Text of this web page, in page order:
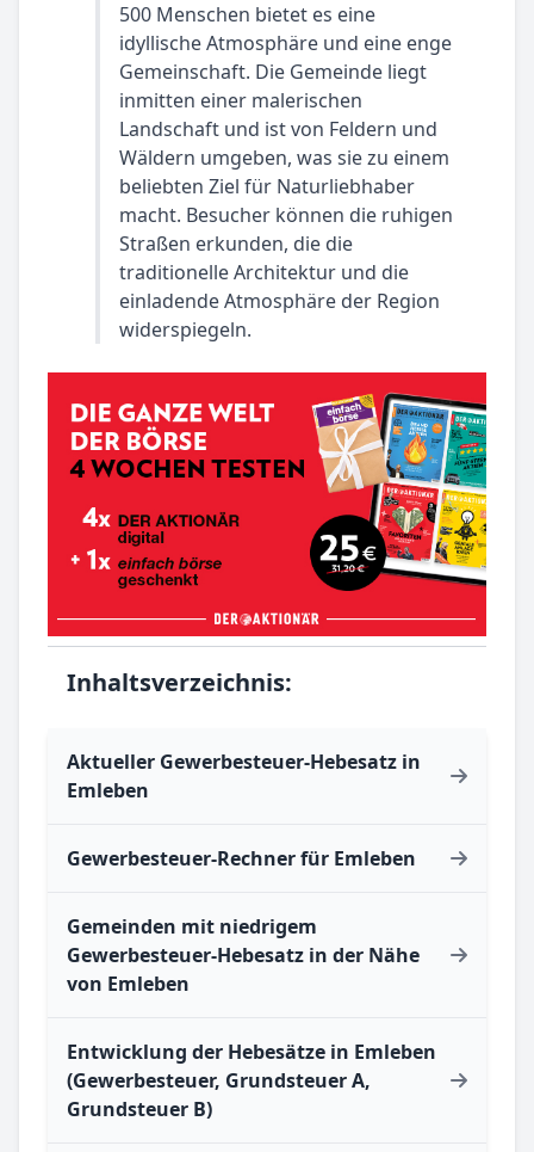
500 Menschen bietet es eine
idyllische Atmosphäre und eine enge
Gemeinschaft. Die Gemeinde liegt
inmitten einer malerischen
Landschaft und ist von Feldern und
Wäldern umgeben, was sie zu einem
beliebten Ziel für Naturliebhaber
macht. Besucher können die ruhigen
Straßen erkunden, die die
traditionelle Architektur und die
einladende Atmosphäre der Region
widerspiegeln.
Inhaltsverzeichnis:
Aktueller Gewerbesteuer-Hebesatz in
Emleben
Gewerbesteuer-Rechner für Emleben
Gemeinden mit niedrigem
Gewerbesteuer-Hebesatz in der Nähe
von Emleben
Entwicklung der Hebesätze in Emleben
(Gewerbesteuer, Grundsteuer A,
Grundsteuer B)